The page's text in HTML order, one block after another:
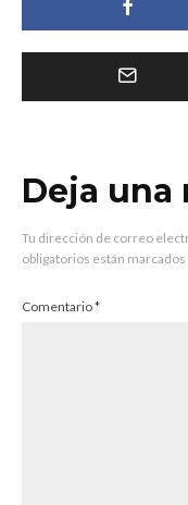
Deja una
Tu dirección de correo
obligatorios están marcados
Comentario*